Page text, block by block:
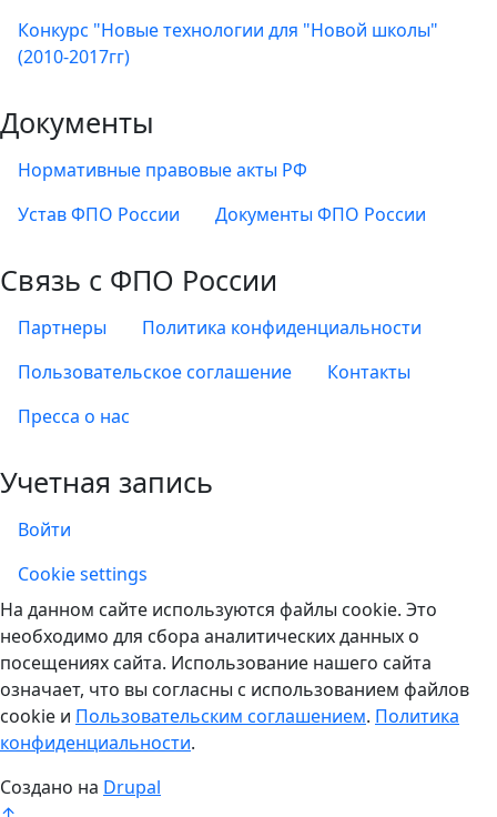
Конкурс "Новые технологии для "Новой школы"
(2010-2017гг)
Документы
Нормативные правовые акты РФ
Устав ФПО России
Документы ФПО России
Связь с ФПО России
Партнеры
Политика конфиденциальности
Пользовательское соглашение
Контакты
Пресса о нас
Учетная запись
Войти
Учетная запись
Cookie settings
На данном сайте используются файлы cookie. Это
необходимо для сбора аналитических данных о
посещениях сайта. Использование нашего сайта
означает, что вы согласны с использованием файлов
cookie и Пользовательским соглашением. Политика
конфиденциальности.
Создано на Drupal